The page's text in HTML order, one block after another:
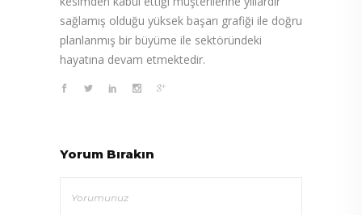
sağlamış olduğu yüksek başarı grafiği ile doğru
planlanmış bir büyüme ile sektöründeki
hayatına devam etmektedir.
Yorum Bırakın